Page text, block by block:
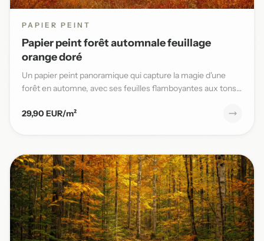
PAPIER PEINT
Papier peint forêt automnale feuillage
orange doré
Un papier peint panoramique qui capture la magie d'une
forêt en automne, avec ses feuilles flamboyantes aux tons
29,90 EUR/m²